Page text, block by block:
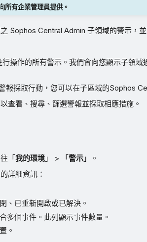
所有企業管理員提供。
Sophos Central Admin 子領域的警示，
操作的所有警示。我們會向您顯示子領
報採取行動，您可以在子區域的Sophos
查看、搜尋、篩選警報並採取相應措施。
「我的環境 」 > 「警示 」。
詳細資訊：
、已重新開啟或已解決。
多個事件。此列顯示事件數量。
。